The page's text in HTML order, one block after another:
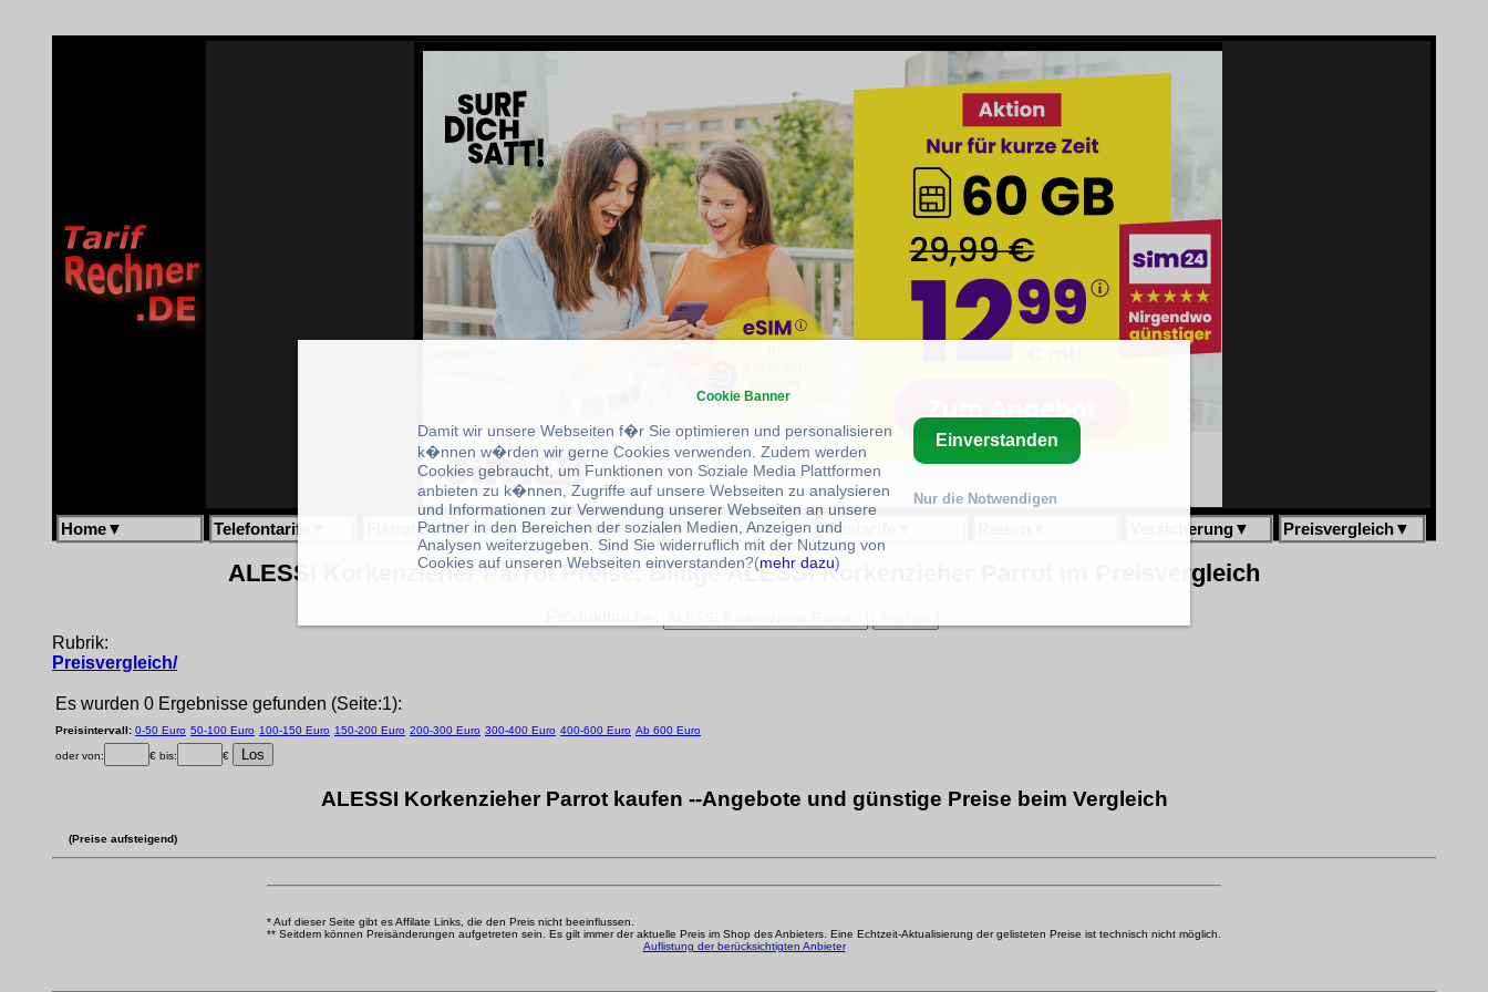
Home▼ Telefontarife Flatratetarife▼ Handytarife▼ Stromtarife▼ Gastarife Versicherung▼ Preisvergleich▼
ALESSI Korkenzieher Parrot Preise: Billige ALESSI Korkenzieher Parrot im Preisvergleich
Rubrik:
Preisvergleich/
Es wurden 0 Ergebnisse gefunden (Seite:1):
Preisintervall: 0-50 Euro 50-100 Euro 100-150 Euro 150-200 Euro 200-300 Euro 300-400 Euro 400-600 Euro Ab 600 Euro
oder von: € bis: €
ALESSI Korkenzieher Parrot kaufen --Angebote und günstige Preise beim Vergleich
(Preise aufsteigend)
* Auf dieser Seite gibt es Affilate Links, die den Preis nicht beeinflussen.
** Seitdem können Preisänderungen aufgetreten sein. Es gilt immer der aktuelle Preis im Shop des Anbieters. Eine Echtzeit-Aktualisierung der gelisteten Preise ist technisch nicht möglich.
Auflistung der berücksichtigten Anbieter
Cookie Banner
Damit wir unsere Webseiten f�r Sie optimieren und personalisieren
k�nnen w�rden wir gerne Cookies verwenden. Zudem werden
Cookies gebraucht, um Funktionen von Soziale Media Plattformen
anbieten zu k�nnen, Zugriffe auf unsere Webseiten zu analysieren
und Informationen zur Verwendung unserer Webseiten an unsere
Partner in den Bereichen der sozialen Medien, Anzeigen und
Analysen weiterzugeben. Sind Sie widerruflich mit der Nutzung von
Cookies auf unseren Webseiten einverstanden?(mehr dazu)
Einverstanden
Nur die Notwendigen